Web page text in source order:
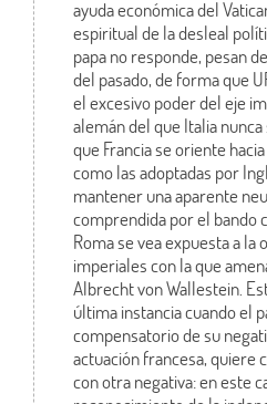
ayuda económica del
espiritual de la desleal
papa no responde, pesan
del pasado, de forma que
el excesivo poder del eje
alemán del que Italia
que Francia se oriente
como las adoptadas por
mantener una aparente
comprendida por el bando
Roma se vea expuesta a la
imperiales con la que
Albrecht von Wallestein.
última instancia cuando el
compensatorio de su
actuación francesa, quiere
con otra negativa: en este